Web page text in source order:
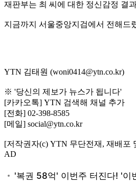
재판부는 최 씨에 대한 정신감정 결
지금까지 서울중앙지검에서 전해드
YTN 김태원 (woni0414@ytn.co.kr)
※ '당신의 제보가 뉴스가 됩니다'
[카카오톡] YTN 검색해 채널 추가
[전화] 02-398-8585
[메일] social@ytn.co.kr
[저작권자(c) YTN 무단전재, 재배포
AD